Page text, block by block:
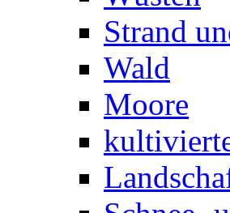
Strand
Wald
Moore